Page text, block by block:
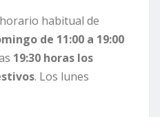
habitual de
de 11:00 a 19:00
19:30 horas los
. Los lunes